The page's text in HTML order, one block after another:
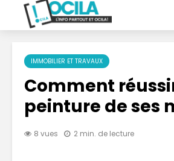
IMMOBILIER ET TRAVAUX
Comment
peinture de ses
8 vues 2 min. de lecture